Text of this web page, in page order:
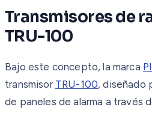
Transmisores de
TRU-100
Bajo este concepto, la marca
transmisor TRU-100, diseñado
de paneles de alarma a través